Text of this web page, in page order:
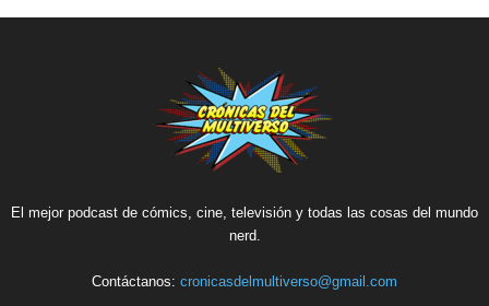
El mejor podcast de cómics, cine, televisión y todas las cosas del mundo
nerd.
Contáctanos: cronicasdelmultiverso@gmail.com